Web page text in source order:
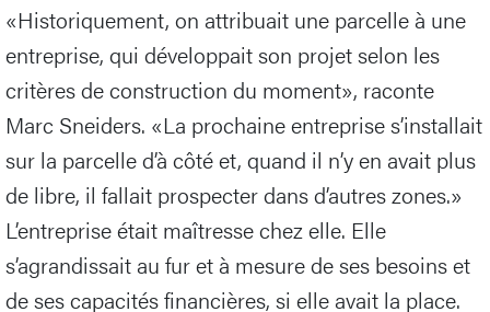
«Historiquement, on attribuait une parcelle à une
entreprise, qui développait son projet selon les
critères de construction du moment», raconte
Marc Sneiders. «La prochaine entreprise s’installait
sur la parcelle d’à côté et, quand il n’y en avait plus
de libre, il fallait prospecter dans d’autres zones.»
L’entreprise était maîtresse chez elle. Elle
s’agrandissait au fur et à mesure de ses besoins et
de ses capacités financières, si elle avait la place.